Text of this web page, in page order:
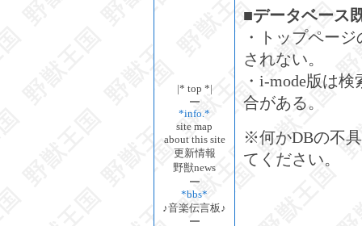
■データベース
・トップペー
されない。
・i-mode版は
合がある。
※何かDBの不
てください。
|* top *|
*info.*
site map
about this site
更新情報
野獣news
*bbs*
♪音楽伝言板♪